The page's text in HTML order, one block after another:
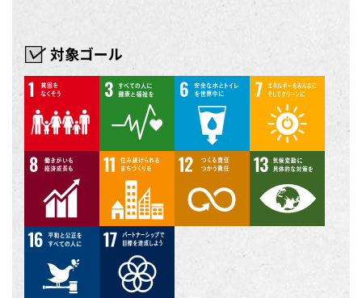
対象ゴール
1 3 6 7
8 11 12 13
16 17